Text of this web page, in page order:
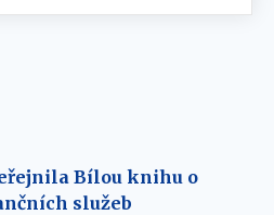
Bílou knihu o
služeb